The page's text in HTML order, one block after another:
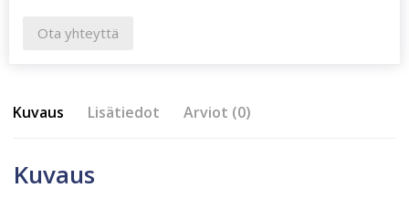
Ota yhteyttä
Kuvaus Lisätiedot Arviot (0)
Kuvaus